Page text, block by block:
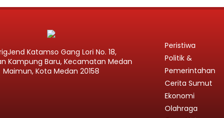
Katamso Gang Lori No. 18,
Kampung Baru, Kecamatan Medan
Maimun, Kota Medan 20158
Peristiwa
Politik &
Pemerintahan
Cerita Sumut
Ekonomi
Olahraga